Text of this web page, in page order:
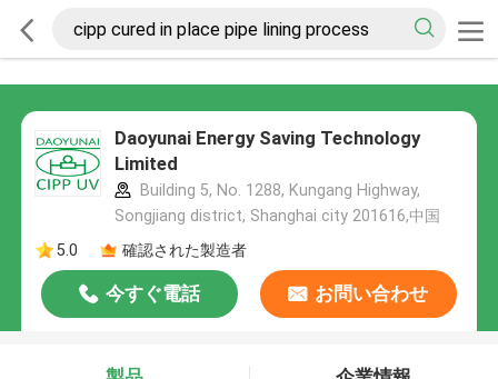
Daoyunai Energy Saving Technology
Limited
Building 5, No. 1288, Kungang Highway,
Songjiang district, Shanghai city 201616,中国
5.0
確認された製造者
今すぐ電話 お問い合わせ